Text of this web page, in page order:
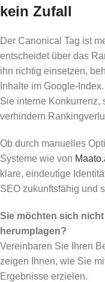
kein Zufall
Der Canonical Tag ist
entscheidet über das
ihn richtig einsetzen,
Inhalte im Google-
Sie interne Konkurrenz,
verhindern
Ob durch manuelles
Systeme wie von
klare, eindeutige
SEO zukunftsfähig und
Sie möchten sich
herumplagen?
Vereinbaren Sie Ihren
zeigen Ihnen, wie Sie
Ergebnisse erzielen.